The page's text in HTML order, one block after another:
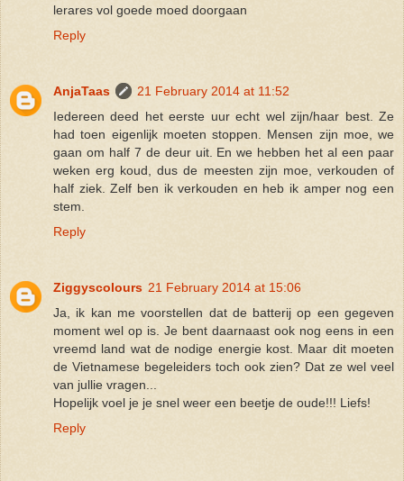
lerares vol goede moed doorgaan
Reply
AnjaTaas
21 February 2014 at 11:52
Iedereen deed het eerste uur echt wel zijn/haar best. Ze
had toen eigenlijk moeten stoppen. Mensen zijn moe, we
gaan om half 7 de deur uit. En we hebben het al een paar
weken erg koud, dus de meesten zijn moe, verkouden of
half ziek. Zelf ben ik verkouden en heb ik amper nog een
stem.
Reply
Ziggyscolours 21 February 2014 at 15:06
Ja, ik kan me voorstellen dat de batterij op een gegeven
moment wel op is. Je bent daarnaast ook nog eens in een
vreemd land wat de nodige energie kost. Maar dit moeten
de Vietnamese begeleiders toch ook zien? Dat ze wel veel
van jullie vragen...
Hopelijk voel je je snel weer een beetje de oude!!! Liefs!
Reply